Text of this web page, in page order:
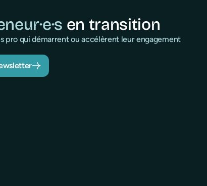
en transition
pro qui démarrent ou accélèrent leur engagement